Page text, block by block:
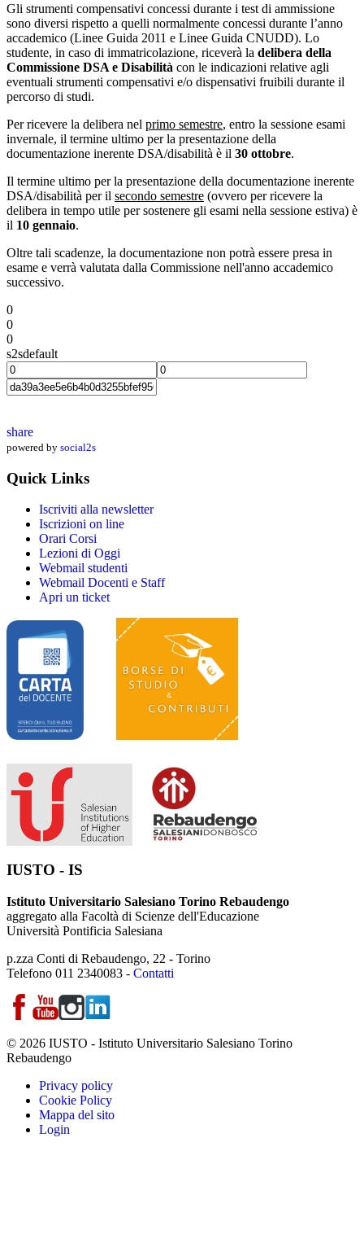
Gli strumenti compensativi concessi durante i test di ammissione
sono diversi rispetto a quelli normalmente concessi durante l’anno
accademico (Linee Guida 2011 e Linee Guida CNUDD). Lo
studente, in caso di immatricolazione, riceverà la delibera della
Commissione DSA e Disabilità con le indicazioni relative agli
eventuali strumenti compensativi e/o dispensativi fruibili durante il
percorso di studi.
Per ricevere la delibera nel primo semestre, entro la sessione esami
invernale, il termine ultimo per la presentazione della
documentazione inerente DSA/disabilità è il 30 ottobre.
Il termine ultimo per la presentazione della documentazione inerente
DSA/disabilità per il secondo semestre (ovvero per ricevere la
delibera in tempo utile per sostenere gli esami nella sessione estiva) è
il 10 gennaio.
Oltre tali scadenze, la documentazione non potrà essere presa in
esame e verrà valutata dalla Commissione nell'anno accademico
successivo.
0
0
0
s2sdefault
share
powered by social2s
Quick Links
Iscriviti alla newsletter
Iscrizioni on line
Orari Corsi
Lezioni di Oggi
Webmail studenti
Webmail Docenti e Staff
Apri un ticket
IUSTO - IS
Istituto Universitario Salesiano Torino Rebaudengo
aggregato alla Facoltà di Scienze dell'Educazione
Università Pontificia Salesiana
p.zza Conti di Rebaudengo, 22 - Torino
Telefono 011 2340083 - Contatti
© 2026 IUSTO - Istituto Universitario Salesiano Torino
Rebaudengo
Privacy policy
Cookie Policy
Mappa del sito
Login